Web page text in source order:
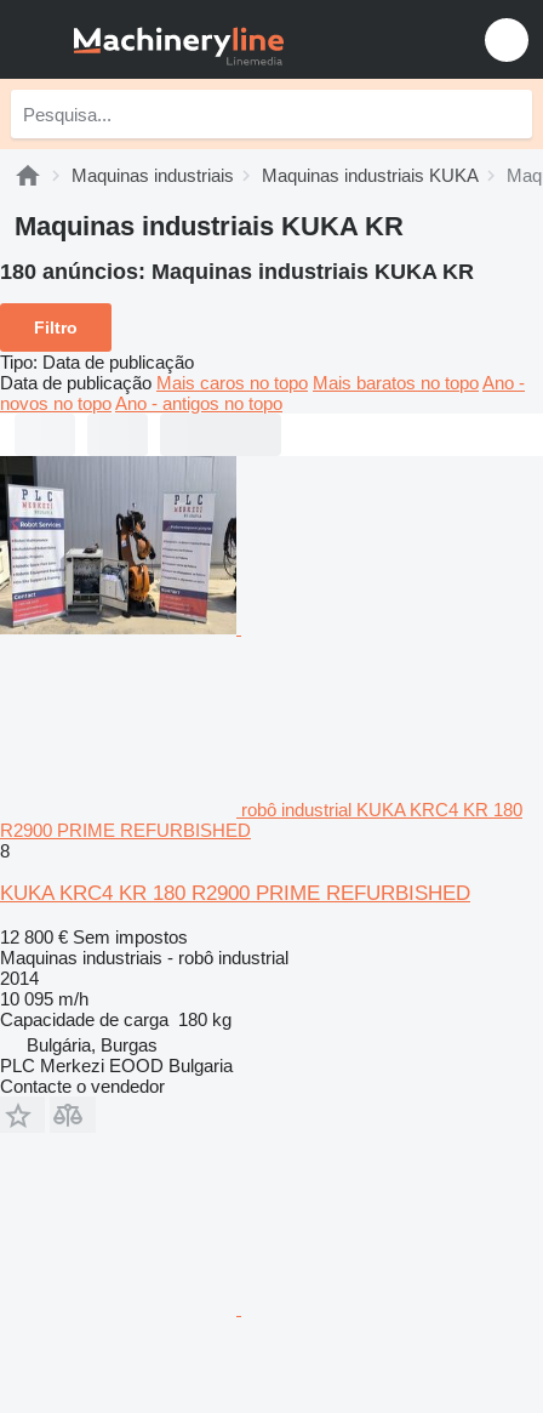
Maquinas industriais Maquinas industriais KUKA
Maquinas industriais KUKA KR
180 anúncios: Maquinas industriais KUKA KR
Filtro
Tipo: Data de publicação
Data de publicação Mais caros no topo Mais baratos no topoAno -
novos no topoAno - antigos no topo
robô industrial KUKA KRC4 KR 180
R2900 PRIME REFURBISHED
8
KUKA KRC4 KR 180 R2900 PRIME REFURBISHED
12 800 € Sem impostos
Maquinas industriais - robô industrial
2014
10 095 m/h
Capacidade de carga 180 kg
Bulgária, Burgas
PLC Merkezi EOOD Bulgaria
Contacte o vendedor